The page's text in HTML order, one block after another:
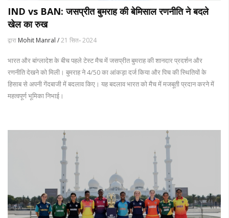
IND vs BAN: जसप्रीत बुमराह की बेमिसाल रणनीति ने बदले
खेल का रुख
द्वारा Mohit Manral /21 सित॰ 2024
भारत और बांग्लादेश के बीच पहले टेस्ट मैच में जसप्रीत बुमराह की शानदार प्रदर्शन और
रणनीति देखने को मिली। बुमराह ने 4/50 का आंकड़ा दर्ज किया और पिच की स्थितियों के
हिसाब से अपनी गेंदबाजी में बदलाव किए। यह बदलाव भारत को मैच में मजबूती प्रदान करने में
महत्वपूर्ण भूमिका निभाई।